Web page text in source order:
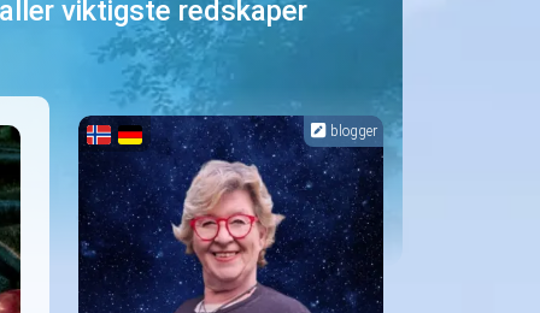
viktigste redskaper
blogger